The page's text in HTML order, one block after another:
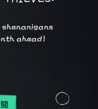
ahead!